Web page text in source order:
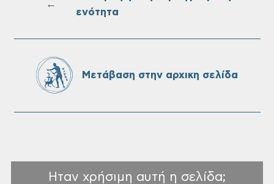
σχολικών μονάδων
06/08 οι αιτήσεις
←
ενότητα
Μετάβαση στην αρχικη σελίδα
Ηταν χρήσιμη αυτή η σελίδα;